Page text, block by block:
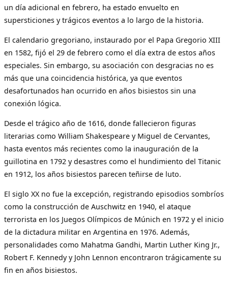
un día adicional en febrero, ha estado envuelto en
supersticiones y trágicos eventos a lo largo de la historia.
El calendario gregoriano, instaurado por el Papa Gregorio XIII
en 1582, fijó el 29 de febrero como el día extra de estos años
especiales. Sin embargo, su asociación con desgracias no es
más que una coincidencia histórica, ya que eventos
desafortunados han ocurrido en años bisiestos sin una
conexión lógica.
Desde el trágico año de 1616, donde fallecieron figuras
literarias como William Shakespeare y Miguel de Cervantes,
hasta eventos más recientes como la inauguración de la
guillotina en 1792 y desastres como el hundimiento del Titanic
en 1912, los años bisiestos parecen teñirse de luto.
El siglo XX no fue la excepción, registrando episodios sombríos
como la construcción de Auschwitz en 1940, el ataque
terrorista en los Juegos Olímpicos de Múnich en 1972 y el inicio
de la dictadura militar en Argentina en 1976. Además,
personalidades como Mahatma Gandhi, Martin Luther King Jr.,
Robert F. Kennedy y John Lennon encontraron trágicamente su
fin en años bisiestos.